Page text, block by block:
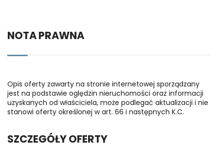
NOTA PRAWNA
Opis oferty zawarty na stronie internetowej sporządzany
jest na podstawie oględzin nieruchomości oraz informacji
uzyskanych od właściciela, może podlegać aktualizacji i nie
stanowi oferty określonej w art. 66 i następnych K.C.
SZCZEGÓŁY OFERTY